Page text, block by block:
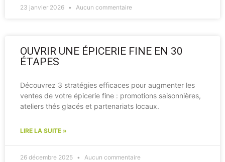
23 janvier 2026 Aucun commentaire
OUVRIR UNE ÉPICERIE FINE EN 30
ÉTAPES
Découvrez 3 stratégies efficaces pour augmenter les
ventes de votre épicerie fine : promotions saisonnières,
ateliers thés glacés et partenariats locaux.
LIRE LA SUITE »
26 décembre 2025 Aucun commentaire